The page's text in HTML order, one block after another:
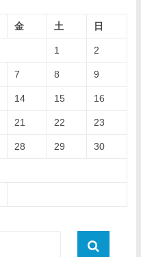
金 土 日
1 2
7 8 9
14 15 16
21 22 23
28 29 30